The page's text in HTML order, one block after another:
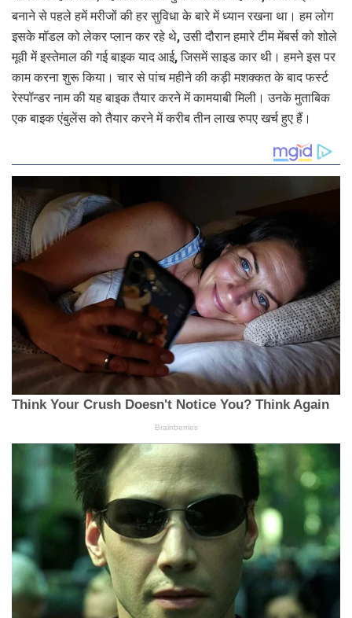
बनाने से पहले हमें मरीजों की हर सुविधा के बारे में ध्यान रखना था। हम लोग
इसके मॉडल को लेकर प्लान कर रहे थे, उसी दौरान हमारे टीम मेंबर्स को शोले
मूवी में इस्तेमाल की गई बाइक याद आई, जिसमें साइड कार थी। हमने इस पर
काम करना शुरू किया। चार से पांच महीने की कड़ी मशक्कत के बाद फर्स्ट
रेस्पॉन्डर नाम की यह बाइक तैयार करने में कामयाबी मिली। उनके मुताबिक
एक बाइक एंबुलेंस को तैयार करने में करीब तीन लाख रुपए खर्च हुए हैं।